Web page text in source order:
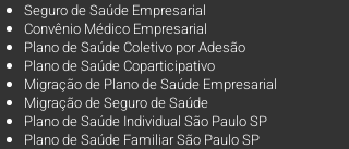
Seguro de Saúde Empresarial
Convênio Médico Empresarial
Plano de Saúde Coletivo por Adesão
Plano de Saúde Coparticipativo
Migração de Plano de Saúde Empresarial
Migração de Seguro de Saúde
Plano de Saúde Individual São Paulo SP
Plano de Saúde Familiar São Paulo SP